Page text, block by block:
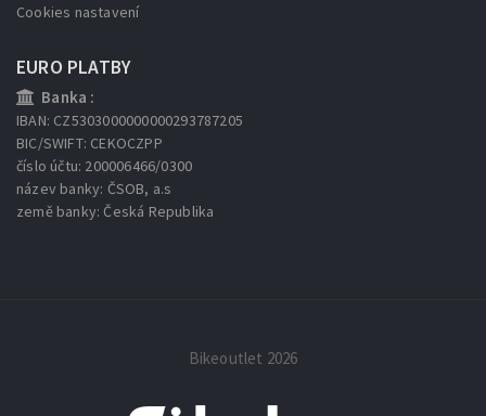
Cookies nastavení
EURO PLATBY
Banka :
IBAN: CZ5303000000000293787205
BIC/SWIFT: CEKOCZPP
číslo účtu: 200006466/0300
název banky: ČSOB, a.s
země banky: Česká Republika
Bikeoutlet 2026